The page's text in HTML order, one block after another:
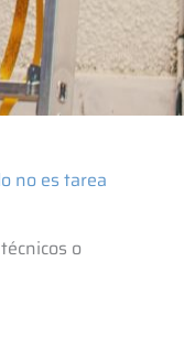
no es tarea
o